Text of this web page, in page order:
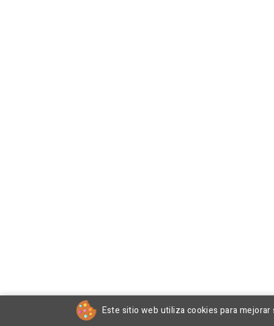
Este sitio web utiliza cookies para